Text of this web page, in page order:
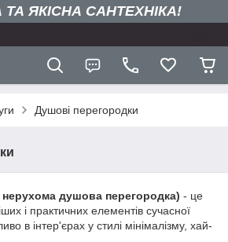
ЯКIСНА САНТЕХНІКА!
Душові перегородки
душова перегородка) - це
і практичних елементів сучасної
в інтер'єрах у стилі мінімалізму, хай-